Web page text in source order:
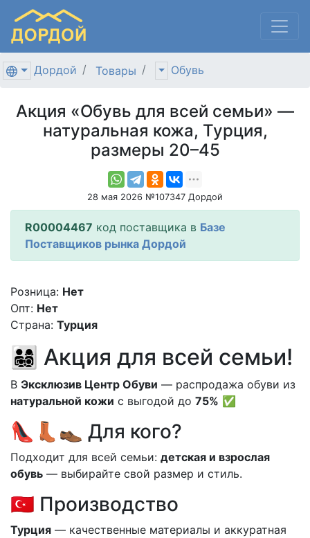
Дордой Товары Обувь
Акция «Обувь для всей семьи» —
натуральная кожа, Турция,
размеры 20–45
28 мая 2026 №107347 Дордой
R00004467 код поставщика в Базе
Поставщиков рынка Дордой
Розница: Нет
Опт: Нет
Страна: Турция
👨‍👩‍👧‍👦 Акция для всей семьи!
В Эксклюзив Центр Обуви — распродажа обуви из
натуральной кожи с выгодой до 75% ✅
👠👢👞 Для кого?
Подходит для всей семьи: детская и взрослая
обувь — выбирайте свой размер и стиль.
🇹🇷 Производство
Турция — качественные материалы и аккуратная